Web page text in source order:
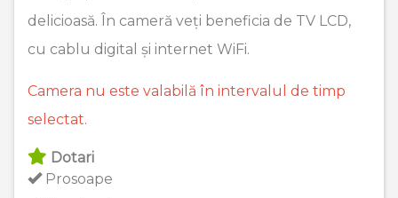
delicioasă. În cameră veți beneficia de TV LCD,
cu cablu digital și internet WiFi.
Camera nu este valabilă în intervalul de timp
selectat.
Dotari
Prosoape